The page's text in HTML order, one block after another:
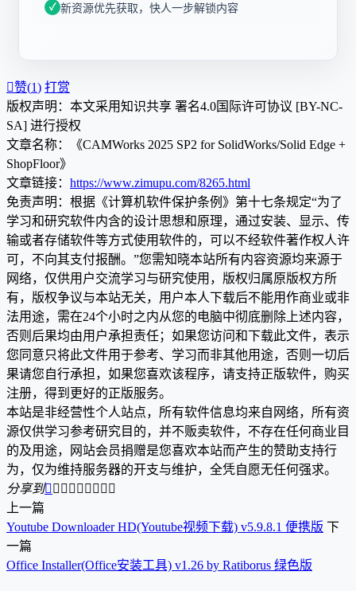
新资源优先获取，快人一步解锁内容
赞(1) 打赏
版权声明：本文采用知识共享 署名4.0国际许可协议 [BY-NC-
SA] 进行授权
文章名称：《CAMWorks 2025 SP2 for SolidWorks/Solid Edge +
ShopFloor》
文章链接： https://www.zimupu.com/8265.html
免责声明：根据《计算机软件保护条例》第十七条规定“为了
学习和研究软件内含的设计思想和原理，通过安装、显示、传
输或者存储软件等方式使用软件的，可以不经软件著作权人许
可，不向其支付报酬。”您需知晓本站所有内容资源均来源于
网络，仅供用户交流学习与研究使用，版权归属原版权方所
有，版权争议与本站无关，用户本人下载后不能用作商业或非
法用途，需在24个小时之内从您的电脑中彻底删除上述内容，
否则后果均由用户承担责任；如果您访问和下载此文件，表示
您同意只将此文件用于参考、学习而非其他用途，否则一切后
果请您自行承担，如果您喜欢该程序，请支持正版软件，购买
注册，得到更好的正版服务。
本站是非经营性个人站点，所有软件信息均来自网络，所有资
源仅供学习参考研究目的，并不贩卖软件，不存在任何商业目
的及用途，网站会员捐赠是您喜欢本站而产生的赞助支持行
为，仅为维持服务器的开支与维护，全凭自愿无任何强求。
分享到        
上一篇
Youtube Downloader HD(Youtube视频下载) v5.9.8.1 便携版 下
一篇
Office Installer(Office安装工具) v1.26 by Ratiborus 绿色版